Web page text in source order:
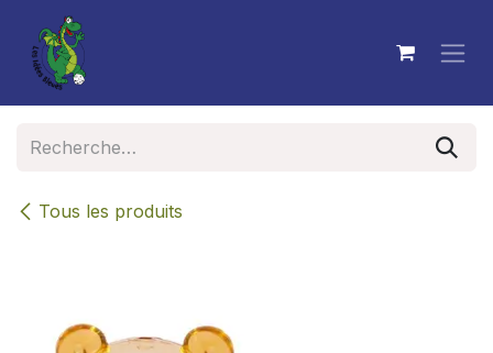
Se rendre au contenu
Tous les produits